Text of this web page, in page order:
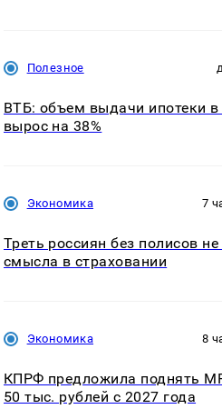
Полезное
ВТБ: объем выдачи ипотеки в
вырос на 38%
Экономика 7
Треть россиян без полисов
смысла в страховании
Экономика 8
КПРФ предложила поднять
50 тыс. рублей с 2027 года